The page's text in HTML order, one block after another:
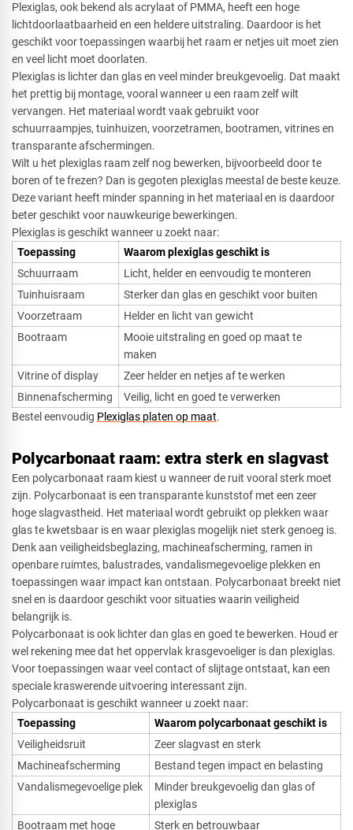
Plexiglas, ook bekend als acrylaat of PMMA, heeft een hoge
lichtdoorlaatbaarheid en een heldere uitstraling. Daardoor is het
geschikt voor toepassingen waarbij het raam er netjes uit moet zien
en veel licht moet doorlaten.
Plexiglas is lichter dan glas en veel minder breukgevoelig. Dat maakt
het prettig bij montage, vooral wanneer u een raam zelf wilt
vervangen. Het materiaal wordt vaak gebruikt voor
schuurraampjes, tuinhuizen, voorzetramen, bootramen, vitrines en
transparante afschermingen.
Wilt u het plexiglas raam zelf nog bewerken, bijvoorbeeld door te
boren of te frezen? Dan is gegoten plexiglas meestal de beste keuze.
Deze variant heeft minder spanning in het materiaal en is daardoor
beter geschikt voor nauwkeurige bewerkingen.
Plexiglas is geschikt wanneer u zoekt naar:
Toepassing
Waarom plexiglas geschikt is
Schuurraam
Licht, helder en eenvoudig te monteren
Tuinhuisraam
Sterker dan glas en geschikt voor buiten
Voorzetraam
Helder en licht van gewicht
Bootraam
Mooie uitstraling en goed op maat te
maken
Vitrine of display
Zeer helder en netjes af te werken
Binnenafscherming
Veilig, licht en goed te verwerken
Bestel eenvoudig Plexiglas platen op maat.
Polycarbonaat raam: extra sterk en slagvast
Een polycarbonaat raam kiest u wanneer de ruit vooral sterk moet
zijn. Polycarbonaat is een transparante kunststof met een zeer
hoge slagvastheid. Het materiaal wordt gebruikt op plekken waar
glas te kwetsbaar is en waar plexiglas mogelijk niet sterk genoeg is.
Denk aan veiligheidsbeglazing, machineafscherming, ramen in
openbare ruimtes, balustrades, vandalismegevoelige plekken en
toepassingen waar impact kan ontstaan. Polycarbonaat breekt niet
snel en is daardoor geschikt voor situaties waarin veiligheid
belangrijk is.
Polycarbonaat is ook lichter dan glas en goed te bewerken. Houd er
wel rekening mee dat het oppervlak krasgevoeliger is dan plexiglas.
Voor toepassingen waar veel contact of slijtage ontstaat, kan een
speciale kraswerende uitvoering interessant zijn.
Polycarbonaat is geschikt wanneer u zoekt naar:
Toepassing
Waarom polycarbonaat geschikt is
Veiligheidsruit
Zeer slagvast en sterk
Machineafscherming
Bestand tegen impact en belasting
Vandalismegevoelige plek
Minder breukgevoelig dan glas of
plexiglas
Bootraam met hoge
Sterk en betrouwbaar